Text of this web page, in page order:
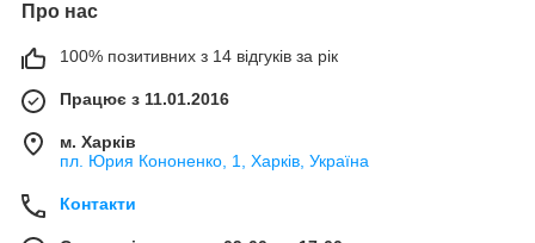
Про нас
100% позитивних з 14 відгуків за рік
Працює з 11.01.2016
м. Харків
пл. Юрия Кононенко, 1, Харків, Україна
Контакти